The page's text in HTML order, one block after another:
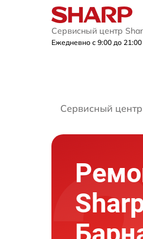
Сервисный центр
Ежедневно с 9:00 до 21:00
Сервисный